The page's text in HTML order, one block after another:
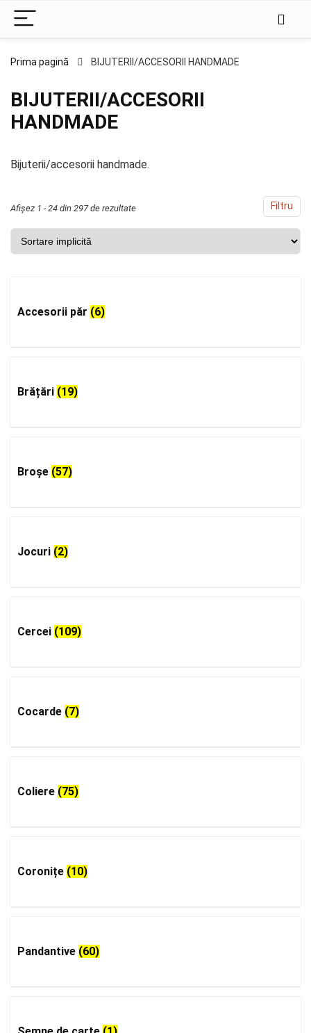
Prima pagină BIJUTERII/ACCESORII HANDMADE
BIJUTERII/ACCESORII
HANDMADE
Bijuterii/accesorii handmade.
Filtru
Afișez 1 - 24 din 297 de rezultate
Accesorii păr (6)
Brățări (19)
Broșe (57)
Jocuri (2)
Cercei (109)
Cocarde (7)
Coliere (75)
Coronițe (10)
Pandantive (60)